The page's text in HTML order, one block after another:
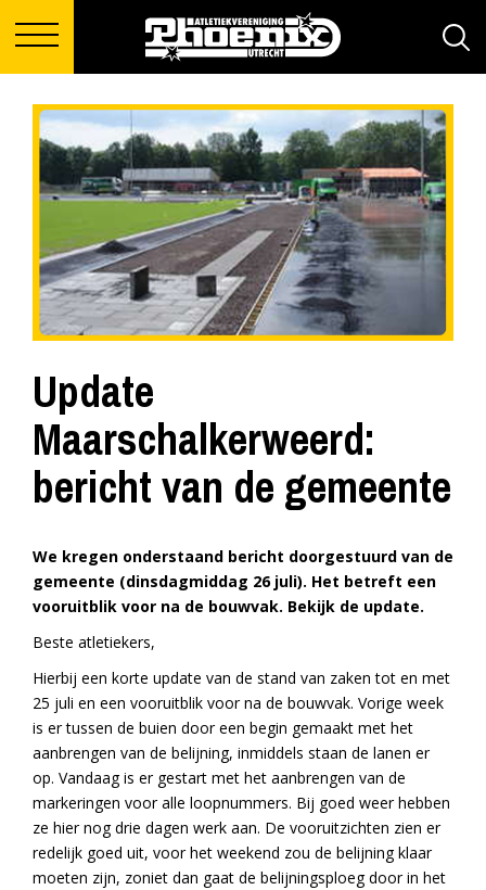
Update
Maarschalkerweerd:
bericht van de gemeente
We kregen onderstaand bericht doorgestuurd van de
gemeente (dinsdagmiddag 26 juli). Het betreft een
vooruitblik voor na de bouwvak. Bekijk de update.
Beste atletiekers,
Hierbij een korte update van de stand van zaken tot en met
25 juli en een vooruitblik voor na de bouwvak. Vorige week
is er tussen de buien door een begin gemaakt met het
aanbrengen van de belijning, inmiddels staan de lanen er
op. Vandaag is er gestart met het aanbrengen van de
markeringen voor alle loopnummers. Bij goed weer hebben
ze hier nog drie dagen werk aan. De vooruitzichten zien er
redelijk goed uit, voor het weekend zou de belijning klaar
moeten zijn, zoniet dan gaat de belijningsploeg door in het